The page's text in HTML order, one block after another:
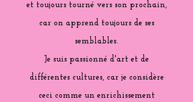
et toujours tourné vers son prochain,
car on apprend toujours de ses
semblables.
Je suis passionné d'art et de
différentes cultures, car je considère
ceci comme un enrichissement